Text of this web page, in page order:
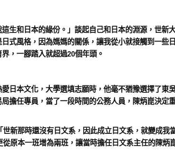
生和日本的緣份。」談起自己和日本的淵源，世新
式風格，因為媽媽的關係，讓我從小就接觸到一些
，一腳踏入就超過20個年頭。
日本文化，大學選填志願時，他毫不猶豫選擇了東
擔任專員，當了一段時間的公務人員，陳炳崑決定
新那時還沒有日文系，因此成立日文系，就變成我
原本一班增為兩班，讓當時擔任日文系主任的陳炳